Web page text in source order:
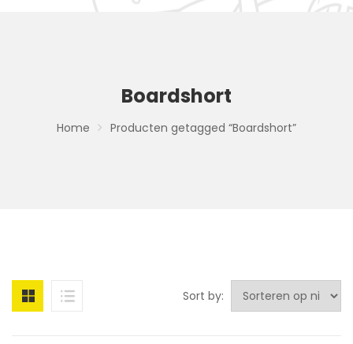
Boardshort
Home Producten getagged “Boardshort”
Sort by: